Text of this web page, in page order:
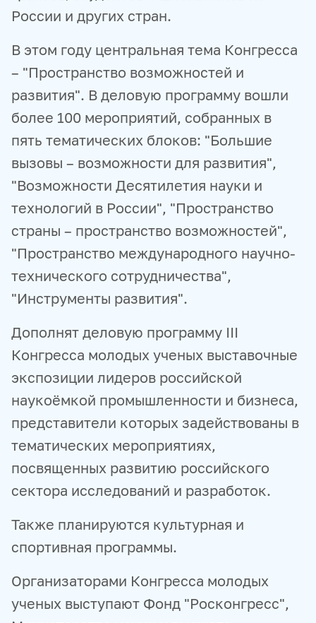
России и других стран.
В этом году центральная тема Конгресса
– "Пространство возможностей и
развития". В деловую программу вошли
более 100 мероприятий, собранных в
пять тематических блоков: "Большие
вызовы – возможности для развития",
"Возможности Десятилетия науки и
технологий в России", "Пространство
страны – пространство возможностей",
"Пространство международного научно-
технического сотрудничества",
"Инструменты развития".
Дополнят деловую программу III
Конгресса молодых ученых выставочные
экспозиции лидеров российской
наукоёмкой промышленности и бизнеса,
представители которых задействованы в
тематических мероприятиях,
посвященных развитию российского
сектора исследований и разработок.
Также планируются культурная и
спортивная программы.
Организаторами Конгресса молодых
ученых выступают Фонд "Росконгресс",